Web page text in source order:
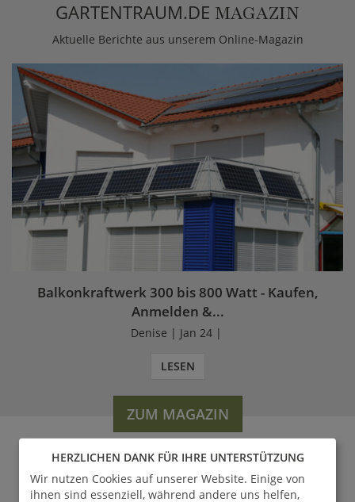
GARTENTRAUM.DE MAGAZIN
Aktuelle Berichte aus unserem Online-Magazin
Balkonkraftwerk 300 bis 800 Watt - Kaufen,
Anmelden &...
Denise | Jan 24 |
LESEN
ZUM MAGAZIN
WERDEN SIE FAN VON
HERZLICHEN DANK FÜR IHRE UNTERSTÜTZUNG
Wir nutzen Cookies auf unserer Website. Einige von
ihnen sind essenziell, während andere uns helfen,